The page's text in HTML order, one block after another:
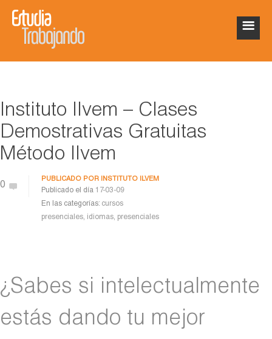
Instituto Ilvem – Clases
Demostrativas Gratuitas
Método Ilvem
0
PUBLICADO POR INSTITUTO ILVEM
Publicado el día 17-03-09
En las categorías: cursos
presenciales, idiomas, presenciales
¿Sabes si intelectualmente
estás dando tu mejor